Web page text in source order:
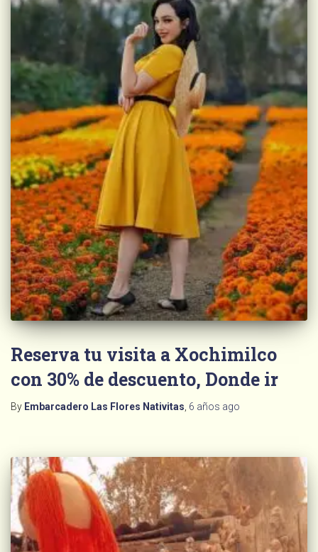
Reserva tu visita a Xochimilco
con 30% de descuento, Donde ir
By Embarcadero Las Flores Nativitas 6 años ago